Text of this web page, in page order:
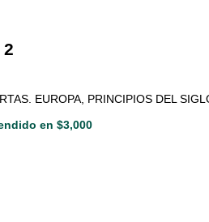
EUROPA, PRINCIPIOS DEL
en $3,000